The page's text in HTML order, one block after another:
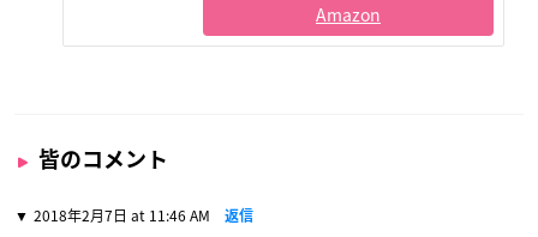
Amazon
皆のコメント
2018年2月7日 at 11:46 AM 返信